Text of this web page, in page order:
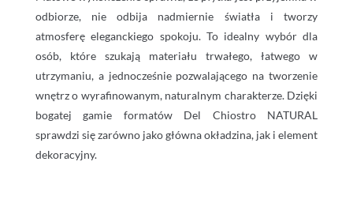
odbiorze, nie odbija nadmiernie światła i tworzy
atmosferę eleganckiego spokoju. To idealny wybór dla
osób, które szukają materiału trwałego, łatwego w
utrzymaniu, a jednocześnie pozwalającego na tworzenie
wnętrz o wyrafinowanym, naturalnym charakterze. Dzięki
bogatej gamie formatów Del Chiostro NATURAL
sprawdzi się zarówno jako główna okładzina, jak i element
dekoracyjny.